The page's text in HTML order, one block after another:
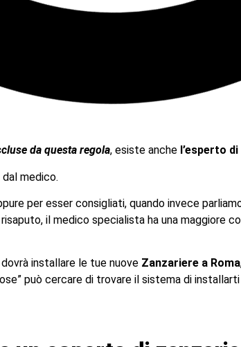
da questa regola, esiste anche l’esperto
dal medico.
per esser consigliati, quando invece
il medico specialista ha una maggiore
installare le tue nuove Zanzariere a Roma
può cercare di trovare il sistema di installarti